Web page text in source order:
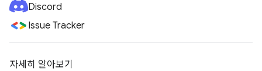
Discord
Issue Tracker
자세히 알아보기